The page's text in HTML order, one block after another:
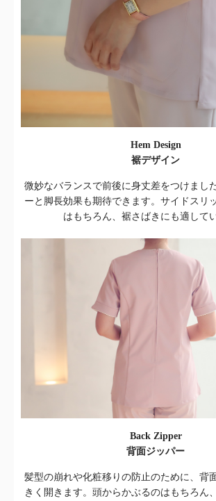
Hem Design
裾デザイン
微妙なバランスで前後に身丈差をつけまし
ーと脚長効果も期待できます。サイドスリ
はもちろん、裾さばきにも適して
Back Zipper
背面ジッパー
髪型の崩れや化粧移りの防止のために、背
きく開きます。頭からかぶるのはもちろん